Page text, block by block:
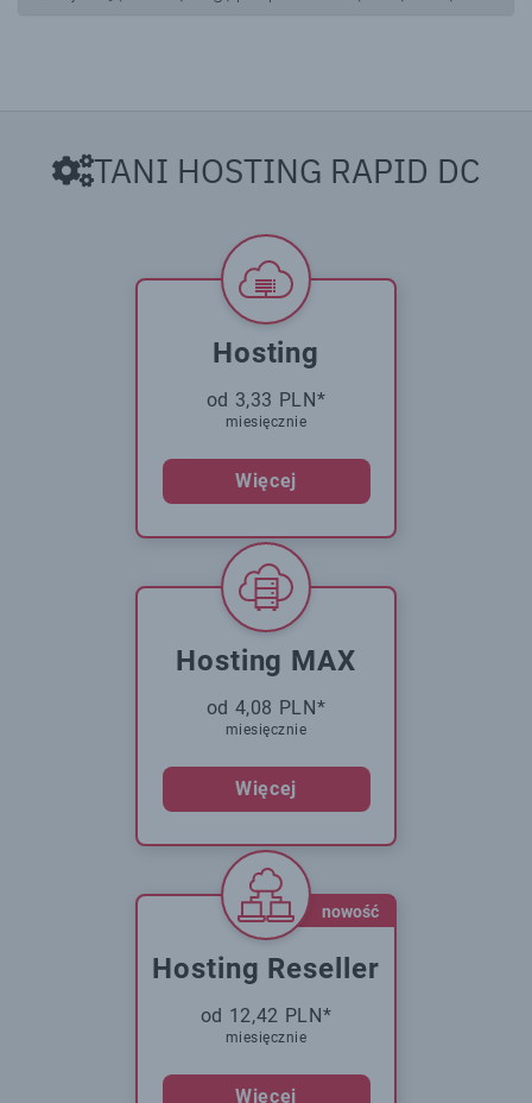
TANI HOSTING RAPID DC
Hosting
od 3,33 PLN*
miesięcznie
Więcej
Hosting MAX
od 4,08 PLN*
miesięcznie
Więcej
nowość
Hosting Reseller
od 12,42 PLN*
miesięcznie
Więcej